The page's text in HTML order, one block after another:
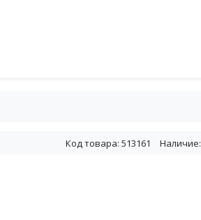
Код товара: 513161 Наличие: